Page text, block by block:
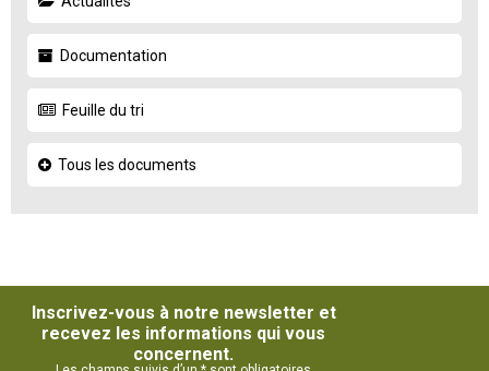
Documentation
Feuille du tri
Tous les documents
Inscrivez-vous à notre newsletter et
recevez les informations qui vous
concernent.